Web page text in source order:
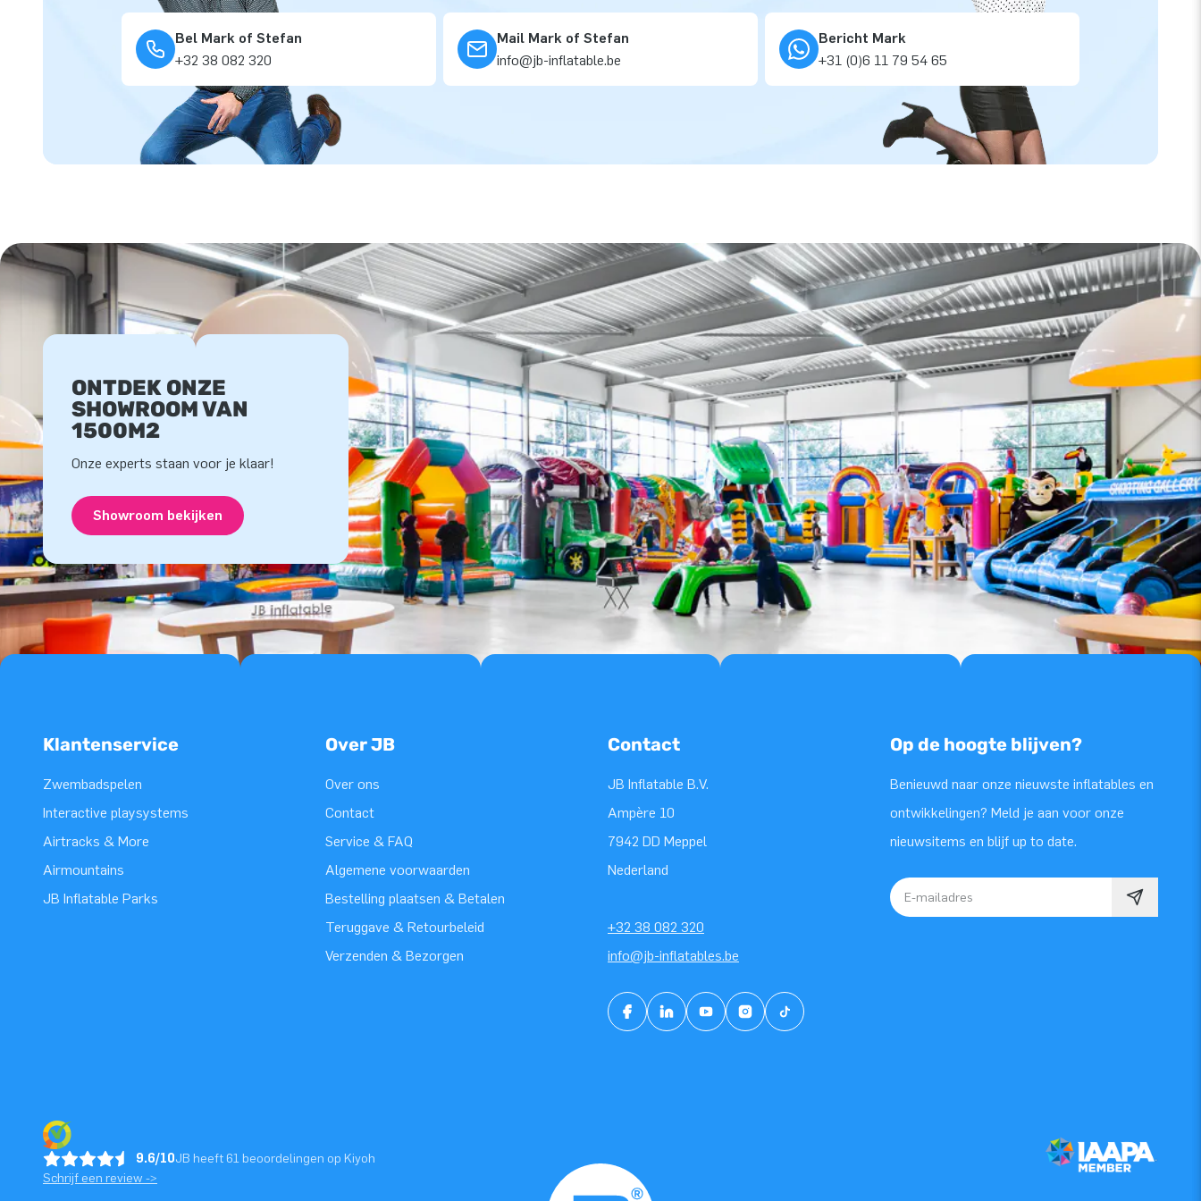
Bel Mark of Stefan
+32 38 082 320
Mail Mark of Stefan
info@jb-inflatable.be
Bericht Mark
+31 (0)6 11 79 54 65
ONTDEK ONZE
SHOWROOM VAN
1500M2
Onze experts staan voor je klaar!
Showroom bekijken
Klantenservice
Zwembadspelen
Interactive playsystems
Airtracks & More
Airmountains
JB Inflatable Parks
Over JB
Over ons
Contact
Service & FAQ
Algemene voorwaarden
Bestelling plaatsen & Betalen
Teruggave & Retourbeleid
Verzenden & Bezorgen
Contact
JB Inflatable B.V.
Ampère 10
7942 DD Meppel
Nederland
+32 38 082 320
info@jb-inflatables.be
Op de hoogte blijven?
Benieuwd naar onze nieuwste inflatables en
ontwikkelingen? Meld je aan voor onze
nieuwsitems en blijf up to date.
E-mailadres
9.6/10JB heeft 61 beoordelingen op Kiyoh
Schrijf een review ->